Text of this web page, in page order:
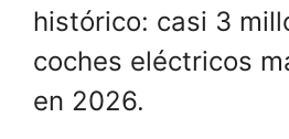
histórico: casi 3
coches eléctricos
en 2026.